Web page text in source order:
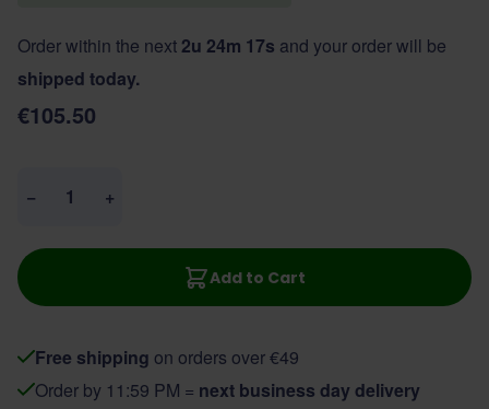
Order within the next2u 24m 17s and your order will be
shipped today.
€105.50
− +
Add to Cart
Free shipping on orders over €49
Order by 11:59 PM = next business day delivery